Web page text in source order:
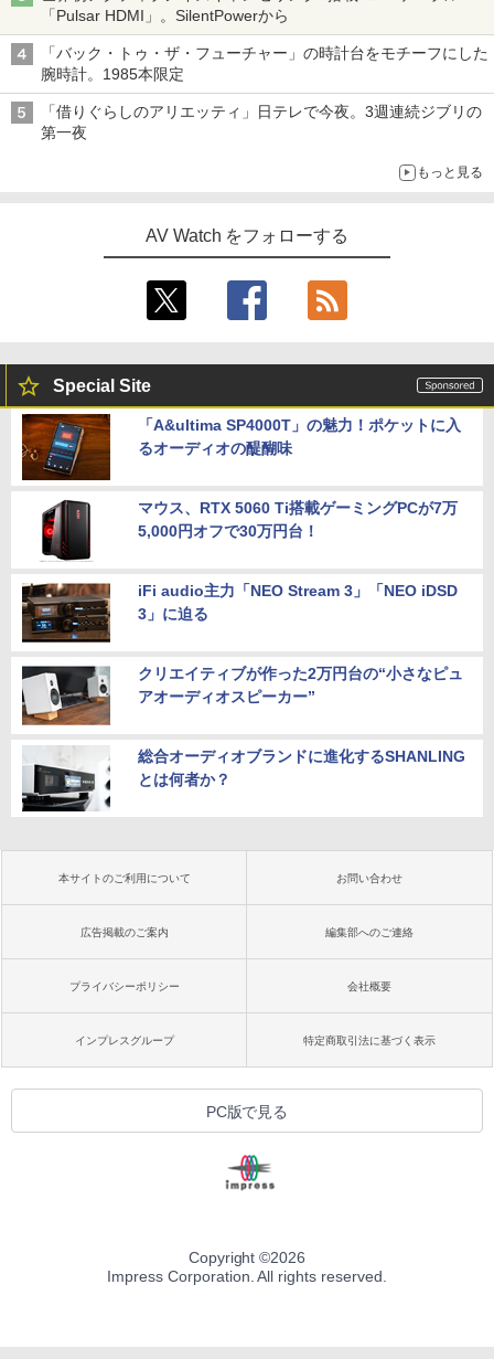
「Pulsar HDMI」。SilentPowerから
「バック・トゥ・ザ・フューチャー」の時計台をモチーフにした
腕時計。1985本限定
「借りぐらしのアリエッティ」日テレで今夜。3週連続ジブリの
第一夜
もっと見る
AV Watch をフォローする
Special Site
「A&ultima SP4000T」の魅力！ポケットに入
るオーディオの醍醐味
マウス、RTX 5060 Ti搭載ゲーミングPCが7万
5,000円オフで30万円台！
iFi audio主力「NEO Stream 3」「NEO iDSD
3」に迫る
クリエイティブが作った2万円台の“小さなピュ
アオーディオスピーカー”
総合オーディオブランドに進化するSHANLING
とは何者か？
本サイトのご利用について お問い合わせ
広告掲載のご案内 編集部へのご連絡
プライバシーポリシー 会社概要
インプレスグループ 特定商取引法に基づく表示
PC版で見る
Copyright ©2026
Impress Corporation. All rights reserved.